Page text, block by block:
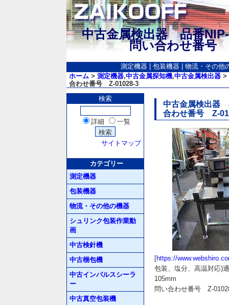
中古金属検出器 品番
問い合わせ番号
測定機器 包装機器
物流・その他
ホーム > 測定機器,中古金属探知機,中古金属検出器 >
合わせ番号 Z-01028-3
検索
詳細 一覧
サイトマップ
カテゴリー
測定機器
包装機器
物流・その他の機器
シュリンク包装作業動
画
中古検針機
中古梱包機
中古インパルスシーラ
ー
中古真空包装機
中古金属検出器
合わせ番号 Z-
[https://
包装、塩分、高温対応)
105mm
問い合わせ番号 Z-